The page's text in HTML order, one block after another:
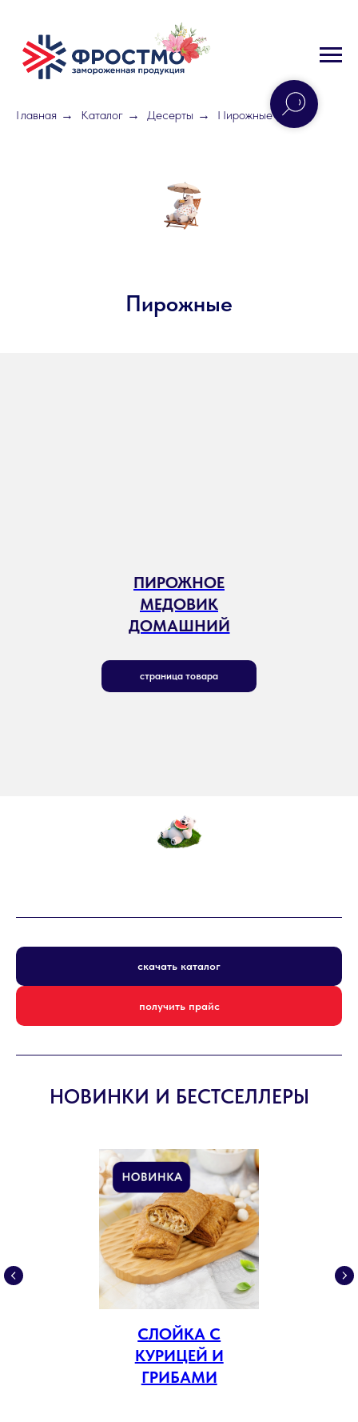
Главная → Каталог → Десерты → Пирожные
Пирожные
ПИРОЖНОЕ
МЕДОВИК
ДОМАШНИЙ
страница товара
скачать каталог
получить прайс
НОВИНКИ И БЕСТСЕЛЛЕРЫ
СЛОЙКА С
КУРИЦЕЙ И
ГРИБАМИ